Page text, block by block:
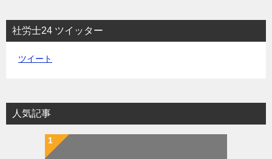
社労士24 ツイッター
ツイート
人気記事